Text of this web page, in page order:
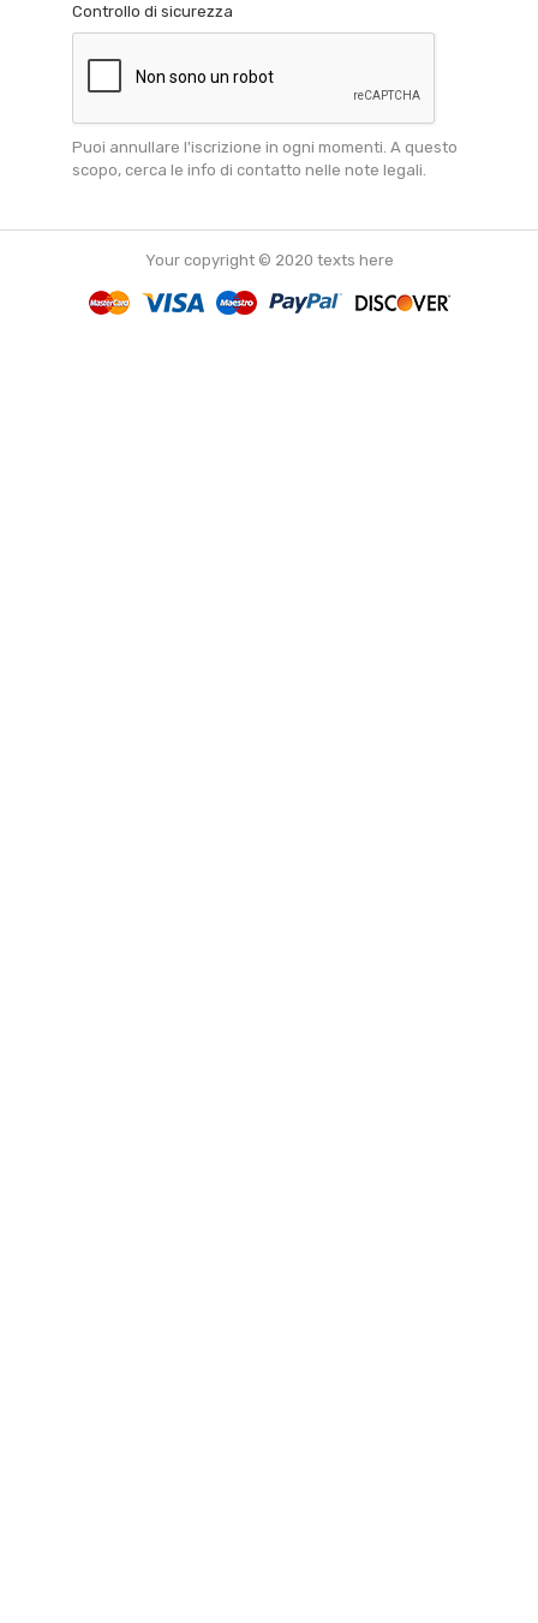
Controllo di sicurezza
Puoi annullare l'iscrizione in ogni momenti. A questo
scopo, cerca le info di contatto nelle note legali.
Your copyright © 2020 texts here